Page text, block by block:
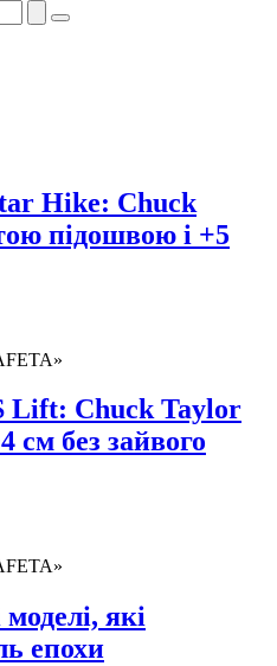
Hike: Chuck
підошвою і +5
Lift: Chuck Taylor
см без зайвого
які
епохи